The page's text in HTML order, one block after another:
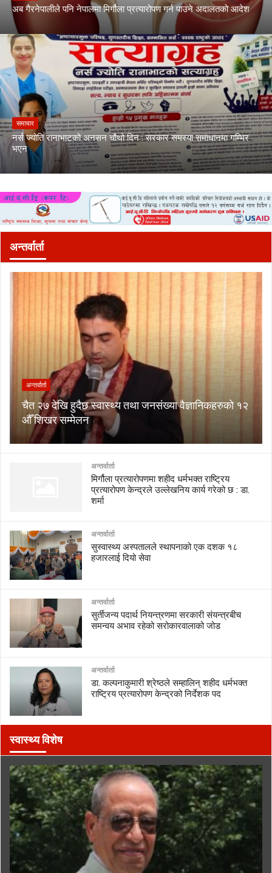
अब गैरनेपालीले पनि नेपालमा मिर्गौला प्रत्यारोपण गर्न पाउने अदालतको आदेश
समाचार
नर्स ज्योति रानाभाटको अनसन चौथो दिन : सरकार समस्या समाधानमा गम्भिर
भएन
अन्तर्वार्ता
अन्तर्वार्ता
चैत २७ देखि हुदैछ स्वास्थ्य तथा जनसंख्या वैज्ञानिकहरुको १२
औँ शिखर सम्मेलन
अन्तर्वार्ता
मिर्गौला प्रत्यारोपणमा शहीद धर्मभक्त राष्ट्रिय
प्रत्यारोपण केन्द्रले उल्लेखनिय कार्य गरेको छ : डा.
शर्मा
अन्तर्वार्ता
सुस्वास्थ्य अस्पतालले स्थापनाको एक दशक १८
हजारलाई दियो सेवा
अन्तर्वार्ता
सुर्तीजन्य पदार्थ नियन्त्रणमा सरकारी संयन्त्रबीच
समन्वय अभाव रहेको सरोकारवालाको जोड
अन्तर्वार्ता
डा. कल्पनाकुमारी श्रेष्ठले सम्हालिन् शहीद धर्मभक्त
राष्ट्रिय प्रत्यारोपण केन्द्रको निर्देशक पद
स्वास्थ्य विशेष